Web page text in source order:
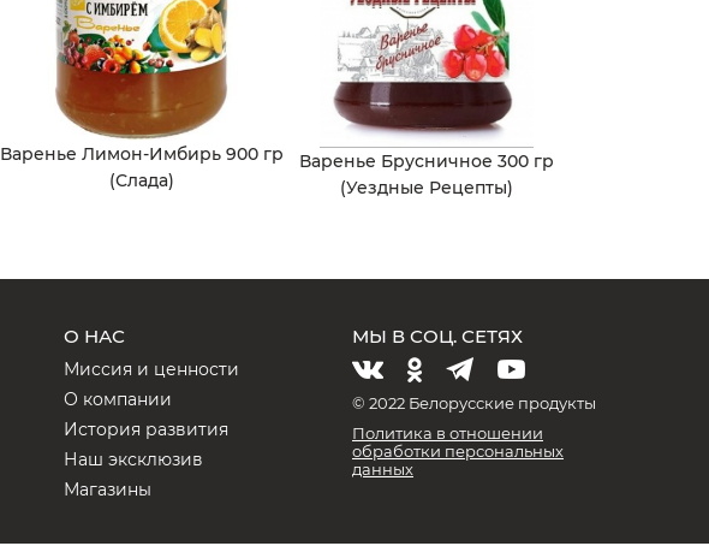
Варенье Лимон-Имбирь 900 гр
(Слада)
Варенье Брусничное 300 гр
(Уездные Рецепты)
О НАС
Миссия и ценности
О компании
История развития
Наш эксклюзив
Магазины
МЫ В СОЦ. СЕТЯХ
© 2022 Белорусские продукты
Политика в отношении
обработки персональных
данных